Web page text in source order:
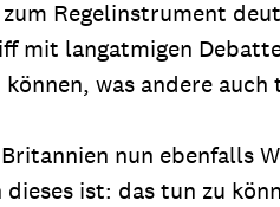
Regelinstrument
mit langatmigen
was andere auch
nun ebenfalls
ist: das tun zu